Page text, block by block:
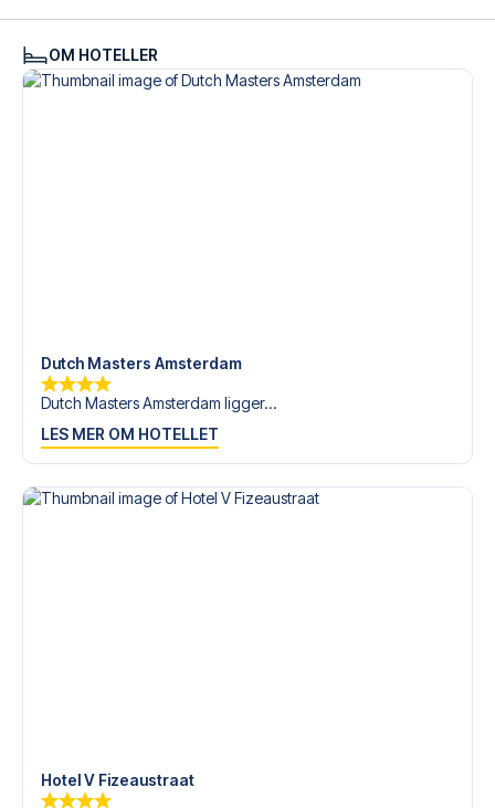
tilgjengelige på+47 73 02 20 22ellerherdersom du
Er du klar for å oppleve Ajax på Johan Cruijff ArenA mot
OM HOTELLER
Dutch Masters Amsterdam
Dutch Masters Amsterdam ligger...
LES MER OM HOTELLET
Hotel V Fizeaustraat